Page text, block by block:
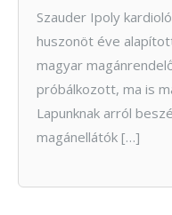
Szauder Ipoly
huszonöt éve
magyar
próbálkozott, ma is
Lapunknak arról
magánellátók […]